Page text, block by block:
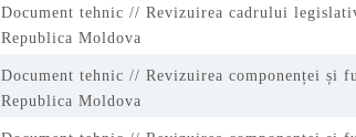
Document tehnic // Revizuirea cadrului
Republica Moldova
Document tehnic // Revizuirea componenței
Republica Moldova